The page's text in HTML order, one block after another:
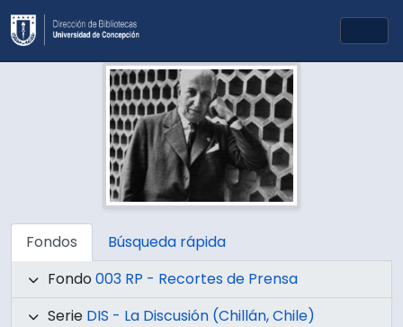
Skip to main content
Fondos
Búsqueda rápida
Fondo 003 RP - Recortes de Prensa
Serie DIS - La Discusión (Chillán, Chile)